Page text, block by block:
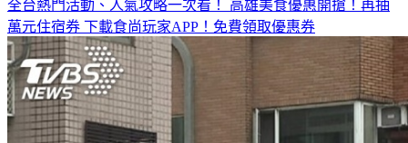
全台熱門活動、人氣攻略一次看！ 高雄美食優惠開搶！再抽
萬元住宿券 下載食尚玩家APP！免費領取優惠券